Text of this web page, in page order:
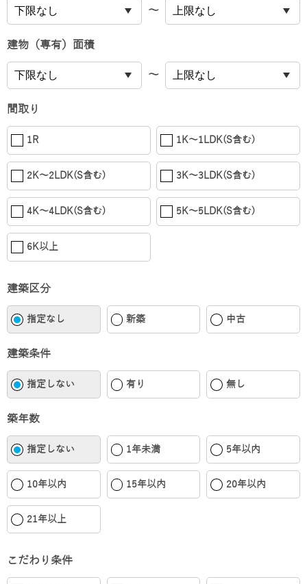
〜
建物（専有）面積
〜
間取り
1R 1K〜1LDK(S含む)
2K〜2LDK(S含む) 3K〜3LDK(S含む)
4K〜4LDK(S含む) 5K〜5LDK(S含む)
6K以上
建築区分
指定なし 新築 中古
建築条件
指定しない 有り 無し
築年数
指定しない 1年未満 5年以内
10年以内 15年以内 20年以内
21年以上
こだわり条件